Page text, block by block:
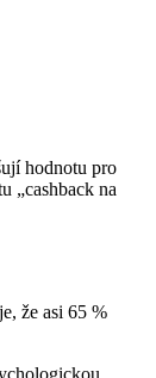
hodnotu pro
„cashback na
že asi 65 %